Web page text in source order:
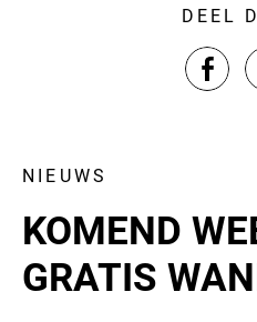
DEEL
NIEUWS
KOMEND
GRATIS